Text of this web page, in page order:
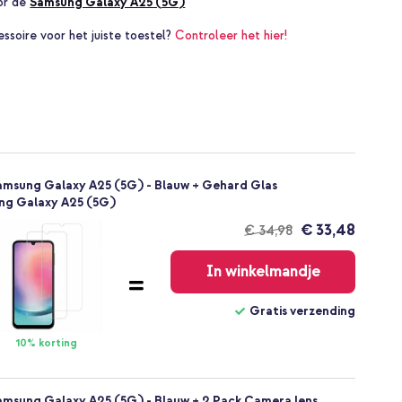
voor het juiste toestel?Controleer het hier!
Galaxy A25 (5G) - Blauw + Gehard Glas
Galaxy A25 (5G)
10% korting
€ 34,98
Gratis
verzending
€ 33,48
In winkelmandje
Gratis verzending